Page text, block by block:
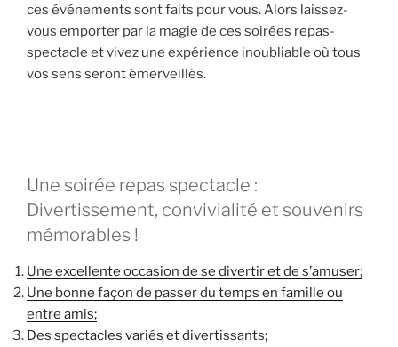
ces événements sont faits pour vous. Alors laissez-
vous emporter par la magie de ces soirées repas-
spectacle et vivez une expérience inoubliable où tous
vos sens seront émerveillés.
Une soirée repas spectacle :
Divertissement, convivialité et souvenirs
mémorables !
Une excellente occasion de se divertir et de s’amuser;
Une bonne façon de passer du temps en famille ou
entre amis;
Des spectacles variés et divertissants;